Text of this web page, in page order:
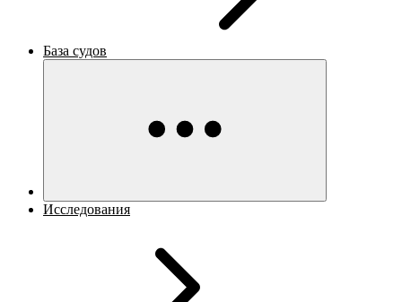
База судов
Исследования